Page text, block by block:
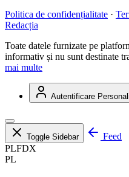
Politica de confidențialitate ·
Redacția
Toate datele furnizate pe
informativ și nu sunt destinate
mai multe
Autentificare
Toggle Sidebar
Feed
PLFDX
PL